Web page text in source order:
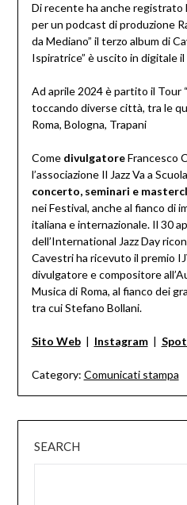
Di recente ha anche registrato
per un podcast di produzione
da Mediano” il terzo album di
Ispiratrice” è uscito in digitale il
Ad aprile 2024 è partito il Tour
toccando diverse città, tra le
Roma, Bologna, Trapani
Come divulgatoreFrancesco
l’associazione Il Jazz Va a
concerto, seminari e
nei Festival, anche al fianco di
italiana e internazionale. Il 30
dell’International Jazz Day
Cavestri ha ricevuto il premio
divulgatore e compositore
Musica di Roma, al fianco dei
tra cui Stefano Bollani.
Sito Web| Instagram|
Category: Comunicati stampa
SEARCH